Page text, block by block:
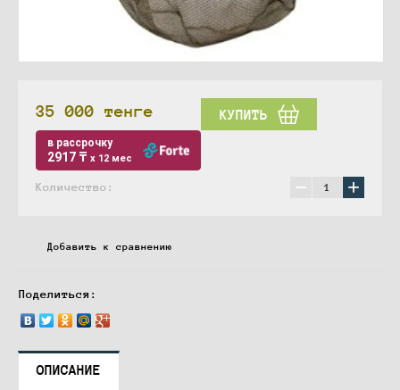
35 000 тенге КУПИТЬ
в рассрочку
2917 ₸ x 12 мес
Количество: − +
Добавить к сравнению
Поделиться:
ОПИСАНИЕ